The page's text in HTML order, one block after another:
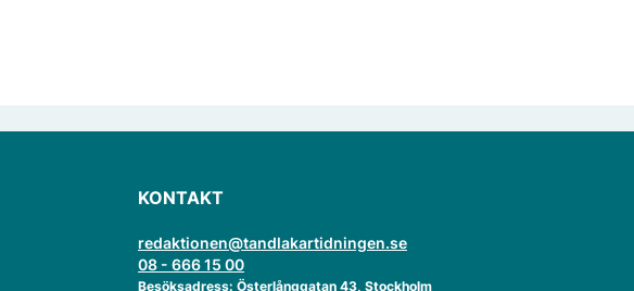
KONTAKT
redaktionen@tandlakartidningen.se
08 - 666 15 00
Besöksadress: Österlånggatan 43, Stockholm